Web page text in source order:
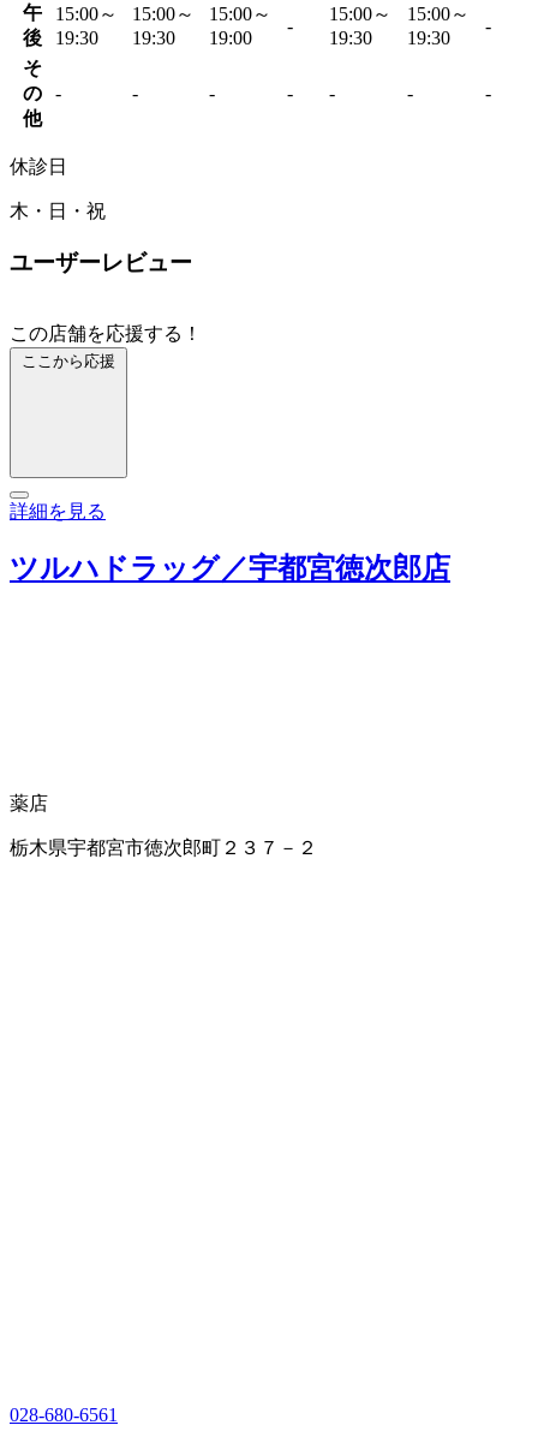
午
後
15:00～
19:30
15:00～
19:30
15:00～
19:00
-
15:00～
19:30
15:00～
19:30
-
そ
の
他
- - - - - - -
休診日
木・日・祝
ユーザーレビュー
この店舗を応援する！
ここから応援
詳細を見る
ツルハドラッグ／宇都宮徳次郎店
薬店
栃木県宇都宮市徳次郎町２３７－２
028-680-6561